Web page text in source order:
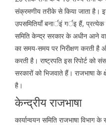
संक्रमणीय तरीके से किया जाता है।
उपसमितियाँ बनार्इं गर्इ हैं,
समिति केन्द्र सरकार के अधीन आने
का समय-समय पर निरीक्षण करती है
करती है। राष्ट्रपति इस रिपोर्ट
सरकारों को भिजवाते हैं। राजभाषा के
है।
केन्द्रीय राजभाषा
कार्यान्वयन समिति राजभाषा विभाग